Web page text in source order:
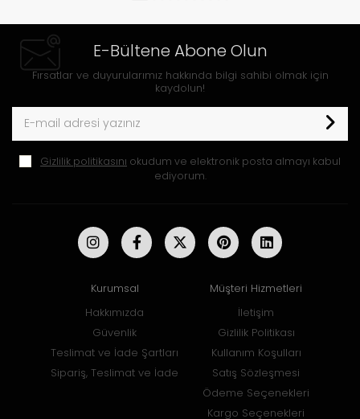
E-Bültene Abone Olun
Fırsatlar ve duyurularımız hakkında bilgi sahibi olmak için
kaydolun!
Gizlilik politikasını okudum ve elektronik posta almayı kabul
ediyorum.
Kurumsal
Hakkımızda
Güvenlik
Teslimat ve İade Şartları
Sipariş, Teslimat ve İade
Müşteri Hizmetleri
İletişim
Gizlilik Politikası
Kullanım Koşulları
Satış Sözleşmesi
Ödeme Seçenekleri
Kargo Seçenekleri